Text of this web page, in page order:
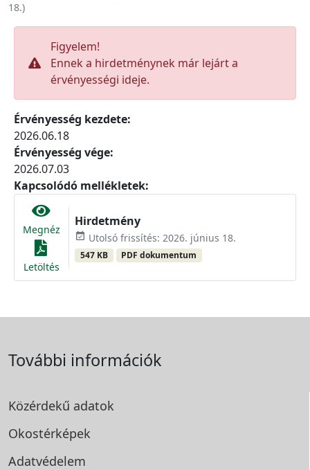
18.)
Figyelem!
Ennek a hirdetménynek már lejárt a
érvényességi ideje.
Érvényesség kezdete:
2026.06.18
Érvényesség vége:
2026.07.03
Kapcsolódó mellékletek:
Megnéz
Letöltés
Hirdetmény
event_available Utolsó frissítés: 2026. június 18.
547 KB PDF dokumentum
További információk
Közérdekű adatok
Okostérképek
Adatvédelem